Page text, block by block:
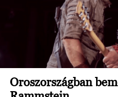
Oroszországban